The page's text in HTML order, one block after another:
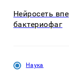
Нейросеть
бактериофаг
Наука